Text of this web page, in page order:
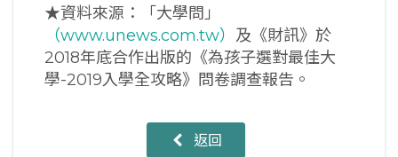
★資料來源：「大學問」
（www.unews.com.tw） 及《財訊》於
2018年底合作出版的《為孩子選對最佳大
學-2019入學全攻略》問卷調查報告。
返回